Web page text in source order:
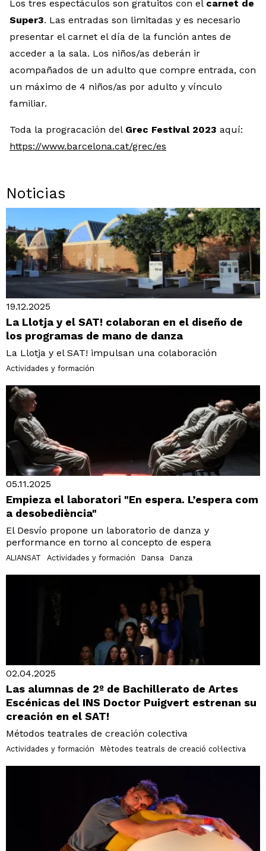
Los tres espectáculos son gratuitos con el carnet de
Super3. Las entradas son limitadas y es necesario
presentar el carnet el día de la función antes de
acceder a la sala. Los niños/as deberán ir
acompañados de un adulto que compre entrada, con
un máximo de 4 niños/as por adulto y vínculo
familiar.
Toda la progracación del Grec Festival 2023 aquí:
https://www.barcelona.cat/grec/es
Noticias
19.12.2025
La Llotja y el SAT! colaboran en el diseño de
los programas de mano de danza
La Llotja y el SAT! impulsan una colaboración
Actividades y formación
05.11.2025
Empieza el laboratori "En espera. L’espera com
a desobediència"
El Desvío propone un laboratorio de danza y
performance en torno al concepto de espera
ALIANSAT Actividades y formación Dansa Danza
02.04.2025
Las alumnas de 2º de Bachillerato de Artes
Escénicas del INS Doctor Puigvert estrenan su
creación en el SAT!
Métodos teatrales de creación colectiva
Actividades y formación Mètodes teatrals de creació col·lectiva